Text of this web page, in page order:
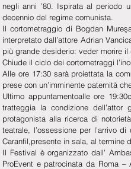
negli anni ’80. Ispirata al periodo
decennio del regime comunista.
Il cortometraggio di Bogdan
interpretato dall’attore Adrian
più grande desiderio: veder morire il
Chiude il ciclo dei cortometraggi
Alle ore 17:30 sarà proiettata la
prese con un’imminente paternità
Ultimo appuntamentoalle ore
tratteggia la condizione
protagonista alla ricerca di
teatrale, l’ossessione per l’arrivo
Caranfil,presente in sala, al termine
Il Festival è organizzato dall’
ProEvent e patrocinata da Roma –